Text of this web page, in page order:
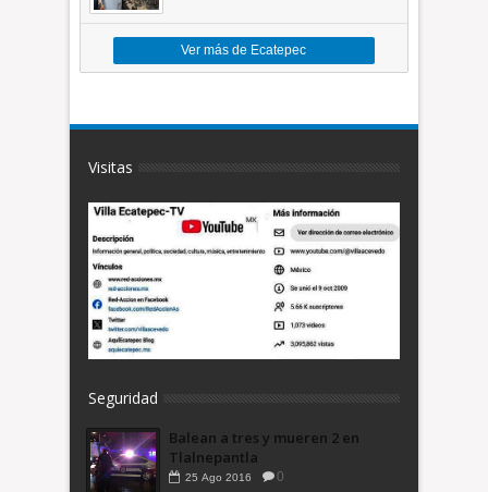
Ver más de Ecatepec
Visitas
Seguridad
Balean a tres y mueren 2 en
Tlalnepantla
25 Ago 2016 0